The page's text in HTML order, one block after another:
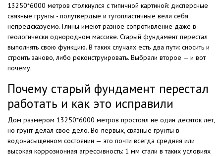
13250*6000 метров столкнулся с типичной картиной: дисперсные
связные грунты - полутвердые и тугопластичные вели себя
непредсказуемо. Глины имеют разное сопротивление даже в
геологически однородном массиве. Старый фундамент перестал
выполнять свою функцию. В таких случаях есть два пути: сносить и
строить заново, либо реконструировать. Выбрали второе — и вот
почему.
Почему старый фундамент перестал
работать и как это исправили
Дом размером 13250*6000 метров простоял не один десяток лет,
но грунт делал своё дело. Во-первых, связные грунты в
водонасыщенном состоянии — это почти всегда средняя или
высокая коррозионная агрессивность: 1 мм стали в таких условиях